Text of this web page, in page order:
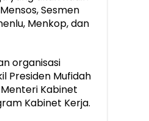
Sesmen
Menkop, dan
organisasi
Presiden Mufidah
Kabinet
Kabinet Kerja.